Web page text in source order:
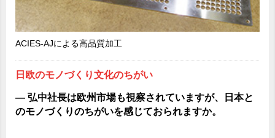
ACIES-AJによる高品質加工
日欧のモノづくり文化のちがい
― 弘中社長は欧州市場も視察されていますが、日本と
のモノづくりのちがいを感じておられますか。